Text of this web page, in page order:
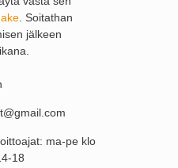
. Soitathan
jälkeen
ma-pe klo
18